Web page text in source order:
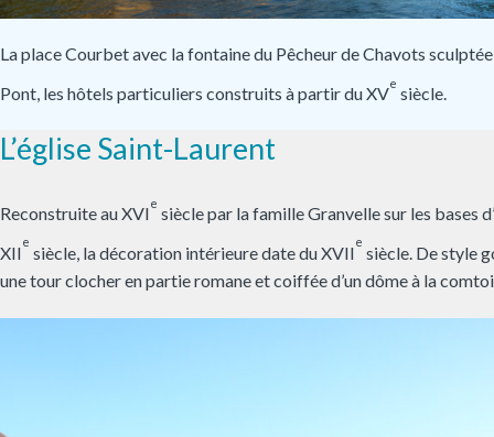
La place Courbet avec la fontaine du Pêcheur de Chavots
Pont, les hôtels particuliers construits à partir du XV
e
siècle.
L’église Saint-Laurent
Reconstruite au XVI
e
siècle par la famille Granvelle sur les bases
XII
e
siècle, la décoration intérieure date du XVII
e
siècle. De style
une tour clocher en partie romane et coiffée d’un dôme à la